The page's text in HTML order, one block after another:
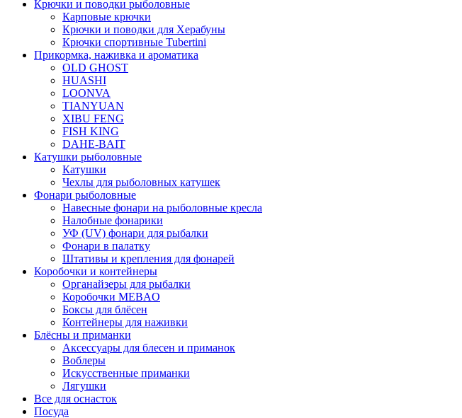
Крючки и поводки рыболовные
Карповые крючки
Крючки и поводки для Херабуны
Крючки спортивные Tubertini
Прикормка, наживка и ароматика
OLD GHOST
HUASHI
LOONVA
TIANYUAN
XIBU FENG
FISH KING
DAHE-BAIT
Катушки рыболовные
Катушки
Чехлы для рыболовных катушек
Фонари рыболовные
Навесные фонари на рыболовные кресла
Налобные фонарики
УФ (UV) фонари для рыбалки
Фонари в палатку
Штативы и крепления для фонарей
Коробочки и контейнеры
Органайзеры для рыбалки
Коробочки MEBAO
Боксы для блёсен
Контейнеры для наживки
Блёсны и приманки
Аксессуары для блесен и приманок
Воблеры
Искусственные приманки
Лягушки
Все для оснасток
Посуда